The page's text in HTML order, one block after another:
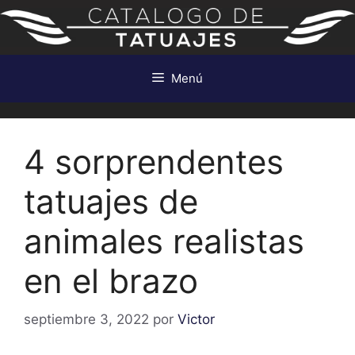
Saltar
contenido
Menú
4 sorprendentes
tatuajes de
animales realistas
en el brazo
septiembre 3, 2022 por Victor